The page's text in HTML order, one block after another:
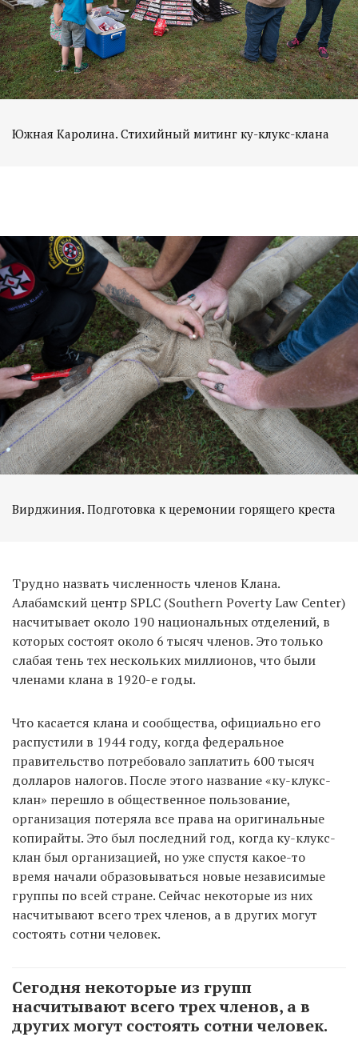
Южная Каролина. Стихийный митинг ку-клукс-клана
Вирджиния. Подготовка к церемонии горящего креста
Трудно назвать численность членов Клана.
Алабамский центр SPLC (Southern Poverty Law Center)
насчитывает около 190 национальных отделений, в
которых состоят около 6 тысяч членов. Это только
слабая тень тех нескольких миллионов, что были
членами клана в 1920-е годы.
Что касается клана и сообщества, официально его
распустили в 1944 году, когда федеральное
правительство потребовало заплатить 600 тысяч
долларов налогов. После этого название «ку-клукс-
клан» перешло в общественное пользование,
организация потеряла все права на оригинальные
копирайты. Это был последний год, когда ку-клукс-
клан был организацией, но уже спустя какое-то
время начали образовываться новые независимые
группы по всей стране. Сейчас некоторые из них
насчитывают всего трех членов, а в других могут
состоять сотни человек.
Сегодня некоторые из групп
насчитывают всего трех членов, а в
других могут состоять сотни человек.